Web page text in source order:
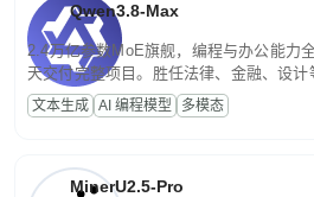
Qwen3.8-Max
2.4万亿参数MoE旗舰，编程与办公能力
天交付完整项目。胜任法律、金融、设
话端到端交付生产级成果。原生视觉理解
程，支持超长文档与长视频的深度语义解
文本生成 AI 编程模型 多模态
MinerU2.5-Pro